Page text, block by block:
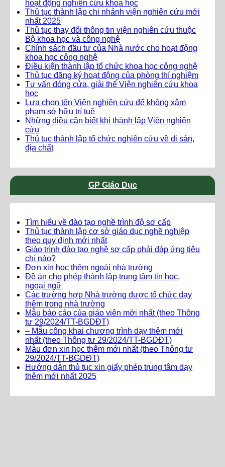
hoạt động nghiên cứu khoa học
Thủ tục thành lập chi nhánh viện nghiên cứu mới
nhất 2025
Thủ tục thay đổi thông tin viện nghiên cứu thuộc
Bộ khoa học và công nghệ
Chính sách đầu tư của Nhà nước cho hoạt động
khoa học công nghệ
Điều kiện thành lập tổ chức khoa học công nghệ
Thủ tục đăng ký hoạt động của phòng thí nghiệm
Tư vấn đóng cửa, giải thể Viện nghiên cứu khoa
học
Lựa chọn tên Viện nghiên cứu để không xâm
phạm sở hữu trí tuệ
Những điều cần biết khi thành lập Viện nghiên
cứu
Thủ tục thành lập tổ chức nghiên cứu về di sản,
địa chất
GP Giáo Dục
Tìm hiểu về đào tạo nghề trình độ sơ cấp
Thủ tục thành lập cơ sở giáo dục nghề nghiệp
theo quy định mới nhất
Giáo trình đào tạo nghề sơ cấp phải đáp ứng tiêu
chí nào?
Đơn xin học thêm ngoài nhà trường
Đề án cho phép thành lập trung tâm tin học,
ngoại ngữ
Các trường hợp Nhà trường được tổ chức dạy
thêm trong nhà trường
Mẫu báo cáo của giáo viên mới nhất (theo Thông
tư 29/2024/TT-BGDĐT)
– Mẫu công khai chương trình dạy thêm mới
nhất (theo Thông tư 29/2024/TT-BGDĐT)
Mẫu đơn xin học thêm mới nhất (theo Thông tư
29/2024/TT-BGDĐT)
Hướng dẫn thủ tục xin giấy phép trung tâm dạy
thêm mới nhất 2025